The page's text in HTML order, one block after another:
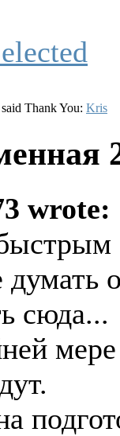
Thank You: Kris
wrote:
сюда...